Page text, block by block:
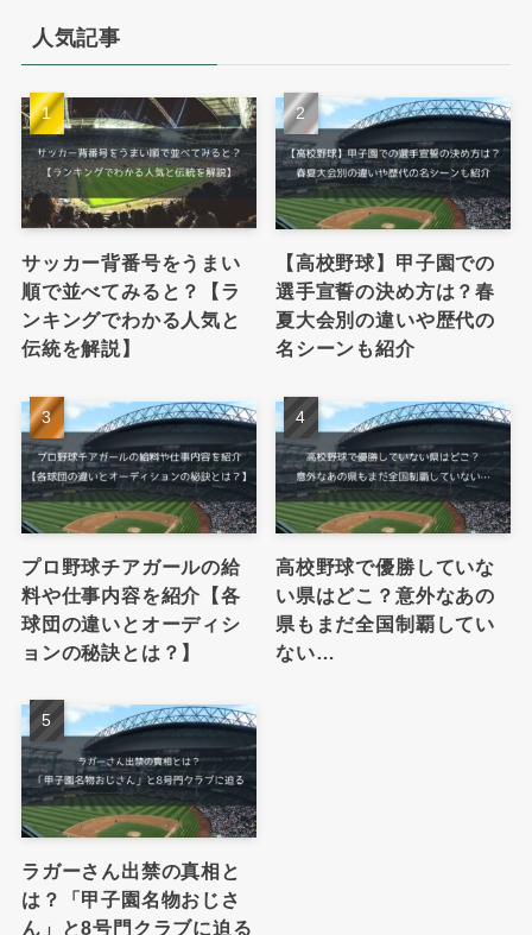
人気記事
サッカー背番号をうまい
順で並べてみると？【ラ
ンキングでわかる人気と
伝統を解説】
【高校野球】甲子園での
選手宣誓の決め方は？春
夏大会別の違いや歴代の
名シーンも紹介
プロ野球チアガールの給
料や仕事内容を紹介【各
球団の違いとオーディシ
ョンの秘訣とは？】
高校野球で優勝していな
い県はどこ？意外なあの
県もまだ全国制覇してい
ない…
ラガーさん出禁の真相と
は？「甲子園名物おじさ
ん」と8号門クラブに迫る